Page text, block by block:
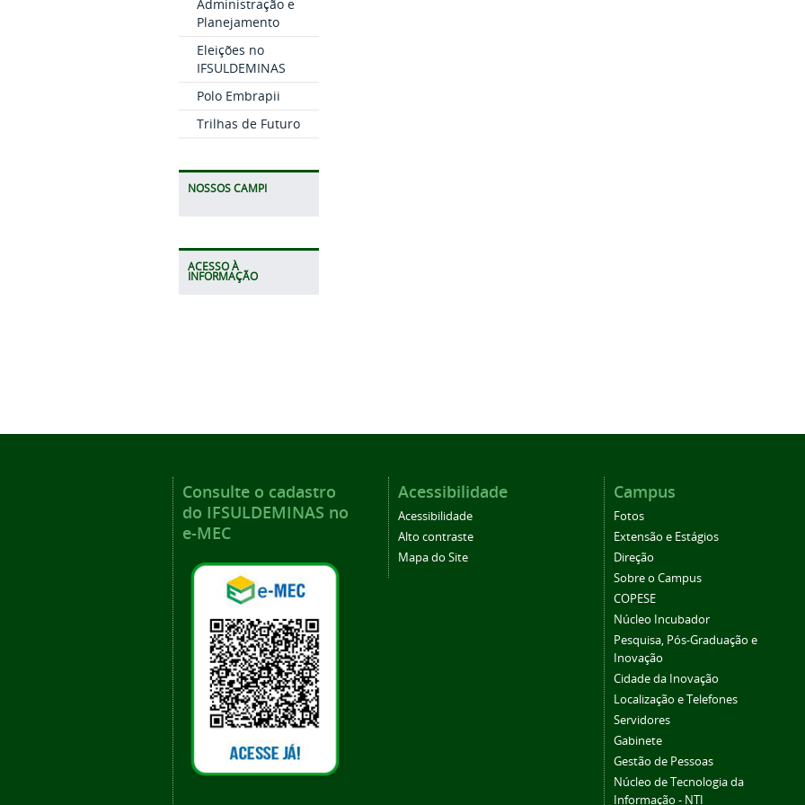
Administração e
Planejamento
Eleições no
IFSULDEMINAS
Polo Embrapii
Trilhas de Futuro
NOSSOS CAMPI
ACESSO À
INFORMAÇÃO
Consulte o cadastro
do IFSULDEMINAS no
e-MEC
Acessibilidade
Acessibilidade
Alto contraste
Mapa do Site
Campus
Fotos
Extensão e Estágios
Direção
Sobre o Campus
COPESE
Núcleo Incubador
Pesquisa, Pós-Graduação e
Inovação
Cidade da Inovação
Localização e Telefones
Servidores
Gabinete
Gestão de Pessoas
Núcleo de Tecnologia da
Informação - NTI